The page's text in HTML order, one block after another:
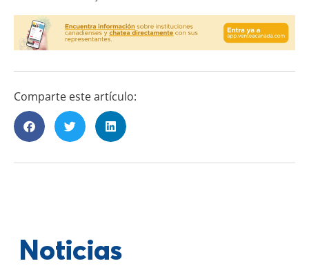
Comparte este artículo:
Noticias